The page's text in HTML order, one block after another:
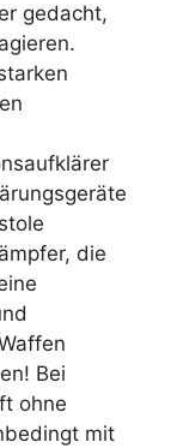
gedacht,
die
Bei
ohne
mit